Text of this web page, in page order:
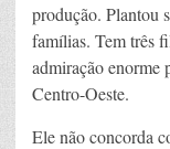
produção. Plantou
famílias. Tem três
admiração enorme
Centro-Oeste.
Ele não concorda